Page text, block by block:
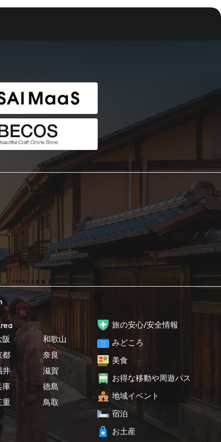
阪
都
井
庫
重
和歌山
奈良
滋賀
徳島
鳥取
旅の安心/安全情報
みどころ
美食
お得な移動や周遊パス
地域イベント
宿泊
お土産